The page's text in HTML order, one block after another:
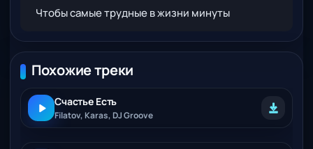
Похожие треки
Счастье Есть
Filatov, Karas, DJ Groove